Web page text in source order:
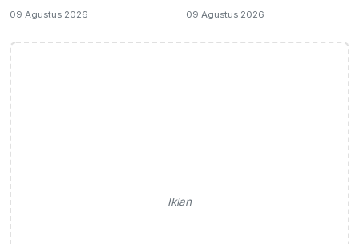
09 Agustus 2026 09 Agustus 2026
Iklan